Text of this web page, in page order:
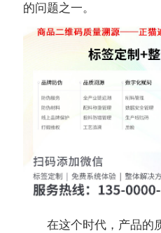
的问题之一。
在这个时代，产品的